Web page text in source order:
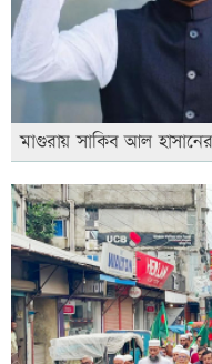
মাগুরায় সাকিব আল